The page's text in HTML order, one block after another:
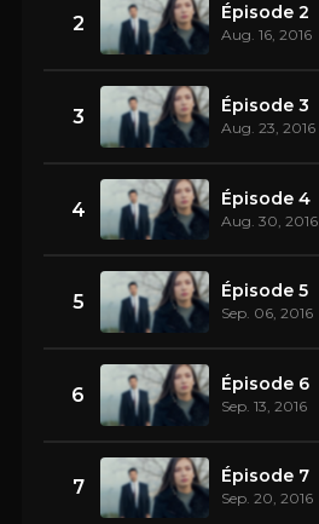
2 Épisode 2
Aug. 16, 2016
3 Épisode 3
Aug. 23, 2016
4 Épisode 4
Aug. 30, 2016
5 Épisode 5
Sep. 06, 2016
6 Épisode 6
Sep. 13, 2016
7 Épisode 7
Sep. 20, 2016